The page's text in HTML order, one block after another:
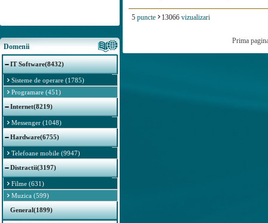
Domenii
IT Software(8432)
Sisteme de operare (1785)
Programare (451)
Internet(8219)
Messenger (1048)
Hardware(6755)
Telefoane mobile (9947)
Distractii(3197)
Filme (631)
Muzica (599)
General(1899)
5 puncte 13066 vizualizari
Prima